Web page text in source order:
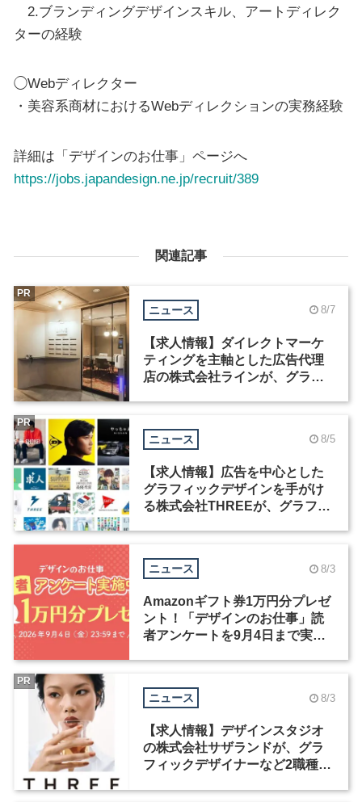
2.ブランディングデザインスキル、アートディレク
ターの経験
◯Webディレクター
・美容系商材におけるWebディレクションの実務経験
詳細は「デザインのお仕事」ページへ
https://jobs.japandesign.ne.jp/recruit/389
関連記事
ニュース 8/7
【求人情報】ダイレクトマーケ
ティングを主軸とした広告代理
店の株式会社ラインが、グラフ
PR
ニュース 8/5
【求人情報】広告を中心とした
グラフィックデザインを手がけ
る株式会社THREEが、グラフィ
PR
ニュース 8/3
Amazonギフト券1万円分プレゼ
ント！「デザインのお仕事」読
者アンケートを9月4日まで実施
ニュース 8/3
【求人情報】デザインスタジオ
の株式会社サザランドが、グラ
フィックデザイナーなど2職種を
PR